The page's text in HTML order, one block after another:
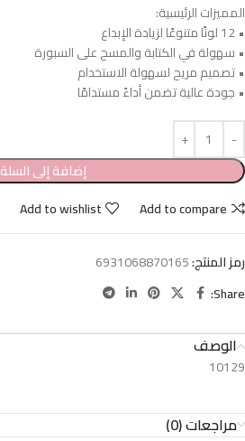
المميزات الرئيسية:
• 12 لونًا متنوعًا لزيادة الإبداع
• سهولة في الكتابة والمسح على السبورة
• تصميم مريح لسهولة الاستخدام
• جودة عالية تضمن أداءً مستدامًا
إضافة إلى السلة
Add to compare
Add to wishlist
رمز المنتج:6931068870165
Share:
الوصف
10129
مراجعات (0)